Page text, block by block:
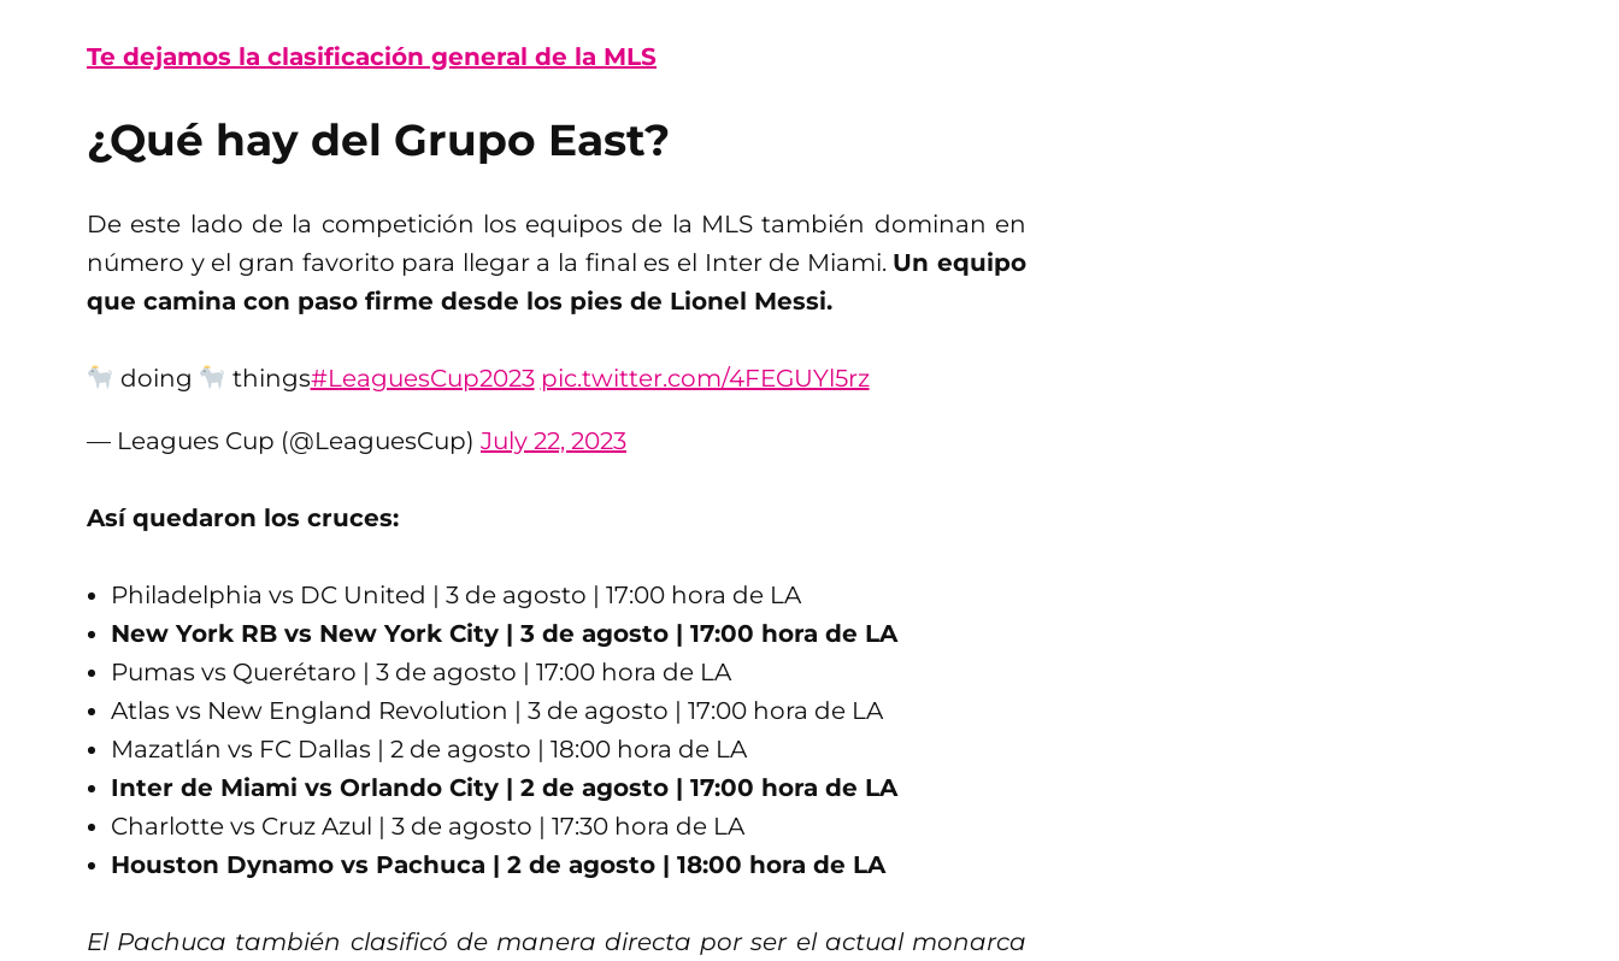
Te dejamos la clasificación general de la MLS
¿Qué hay del Grupo East?
De este lado de la competición los equipos de la MLS también dominan en
número y el gran favorito para llegar a la final es el Inter de Miami. Un equipo
que camina con paso firme desde los pies de Lionel Messi.
doing things#LeaguesCup2023 pic.twitter.com/4FEGUYl5rz
— Leagues Cup (@LeaguesCup) July 22, 2023
Así quedaron los cruces:
Philadelphia vs DC United | 3 de agosto | 17:00 hora de LA
New York RB vs New York City | 3 de agosto | 17:00 hora de LA
Pumas vs Querétaro | 3 de agosto | 17:00 hora de LA
Atlas vs New England Revolution | 3 de agosto | 17:00 hora de LA
Mazatlán vs FC Dallas | 2 de agosto | 18:00 hora de LA
Inter de Miami vs Orlando City | 2 de agosto | 17:00 hora de LA
Charlotte vs Cruz Azul | 3 de agosto | 17:30 hora de LA
Houston Dynamo vs Pachuca | 2 de agosto | 18:00 hora de LA
El Pachuca también clasificó de manera directa por ser el actual monarca